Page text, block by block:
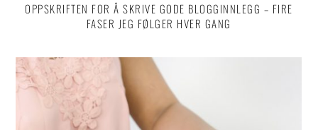
OPPSKRIFTEN FOR Å SKRIVE GODE BLOGGINNLEGG – FIRE
FASER JEG FØLGER HVER GANG